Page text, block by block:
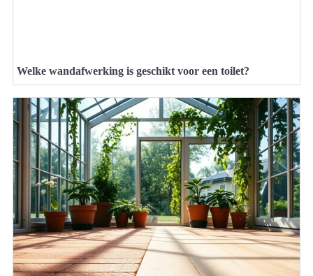
Welke wandafwerking is geschikt voor een toilet?